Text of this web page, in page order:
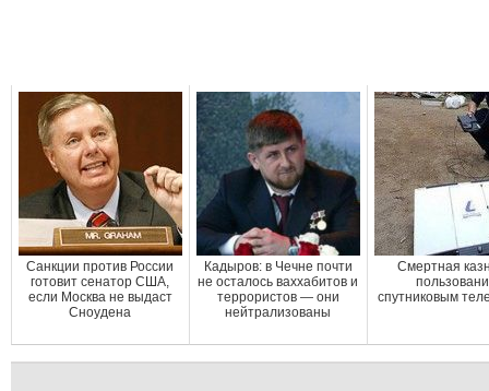
Санкции против России
готовит сенатор США,
если Москва не выдаст
Сноудена
Кадыров: в Чечне почти
не осталось ваххабитов и
террористов — они
нейтрализованы
Смертная
спутниковым